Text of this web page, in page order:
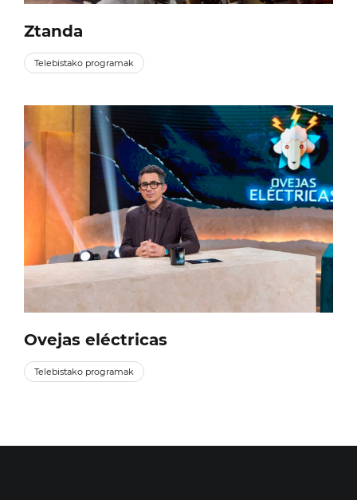
Ztanda
Telebistako programak
Ovejas eléctricas
Telebistako programak